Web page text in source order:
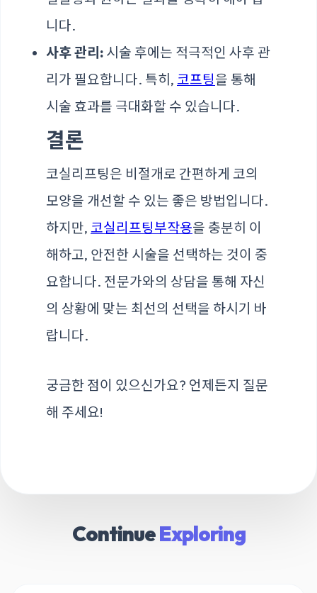
니다.
사후 관리: 시술 후에는 적극적인 사후 관
리가 필요합니다. 특히, 코프팅을 통해
시술 효과를 극대화할 수 있습니다.
결론
코실리프팅은 비절개로 간편하게 코의
모양을 개선할 수 있는 좋은 방법입니다.
하지만, 코실리프팅부작용을 충분히 이
해하고, 안전한 시술을 선택하는 것이 중
요합니다. 전문가와의 상담을 통해 자신
의 상황에 맞는 최선의 선택을 하시기 바
랍니다.
궁금한 점이 있으신가요? 언제든지 질문
해 주세요!
ContinueExploring